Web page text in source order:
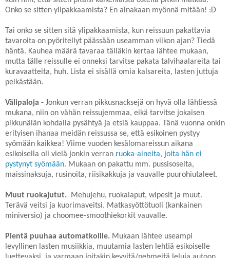
Onko se sitten ylipakkaamista? En ainakaan myönnä mitään! :D
Tai onko se sitten sitä ylipakkaamista, kun reissuun pakattavia
tavaroita on pyöritellyt päässään useamman viikon ajan? Tiedä
häntä. Kauhea määrä tavaraa tälläkin kertaa lähtee mukaan,
mutta tälle reissulle ei onneksi tarvitse pakata talvihaalareita tai
kuravaatteita, huh. Lista ei sisällä omia kalsareita, lasten juttuja
pelkästään.
Välipaloja - Jonkun verran pikkusnacksejä on hyvä olla lähtiessä
mukana, niin on vähän reissujemmaa, eikä tarvitse jokaisen
pikkunälän kohdalla pysähtyä ja etsiä kauppaa. Tänä vuonna onkin
erityisen ihanaa meidän reissussa se, että esikoinen pystyy
syömään kaikkea! Viime vuoden kesälomareissun aikana
esikoisella oli vielä jonkin verran ruoka-aineita, joita hän ei
pystynyt syömään. Mukaan on pakattu mm. pussisoseita,
maissinaksuja, rusinoita, riisikakkuja ja vauvalle puurohiutaleet.
Muut ruokajutut.
Mehujehu, ruokalaput, wipesit ja muut.
Terävä veitsi ja kuorimaveitsi. Matkasyöttötuoli (kankainen
miniversio) ja choomee-smoothiekorkit vauvalle.
Pientä puuhaa automatkoille. Mukaan lähtee useampi
levyllinen lasten musiikkia, muutamia lasten lehtiä esikoiselle